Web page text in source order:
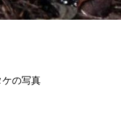
の写真